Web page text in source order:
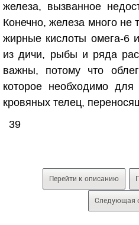
железа, вызванное
Конечно, железа много не
жирные кислоты омега-6
из дичи, рыбы и ряда
важны, потому что
которое необходимо
кровяных телец,
39
Перейти к описанию
Следующая